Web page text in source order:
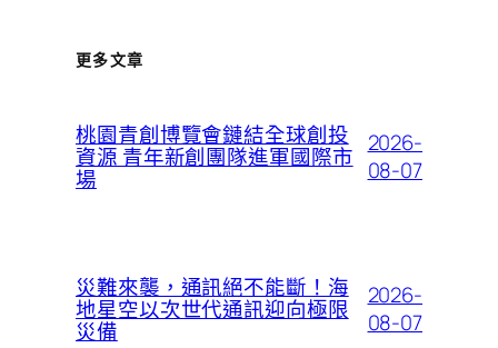
更多文章
桃園青創博覽會鏈結全球創投
資源 青年新創團隊進軍國際市
場
2026-
08-07
災難來襲，通訊絕不能斷！海
地星空以次世代通訊迎向極限
災備
2026-
08-07